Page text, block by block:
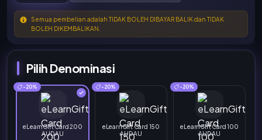
Semua pembelian adalah TIDAK BOLEH DIBAYAR BALIK dan TIDAK
BOLEH DIKEMBALIKAN.
Pilih Denominasi
-20%
eLearnGift Card 200
AUD AU
-20%
eLearnGift Card 150
AUD AU
-20%
eLearnGift Card 100
AUD AU